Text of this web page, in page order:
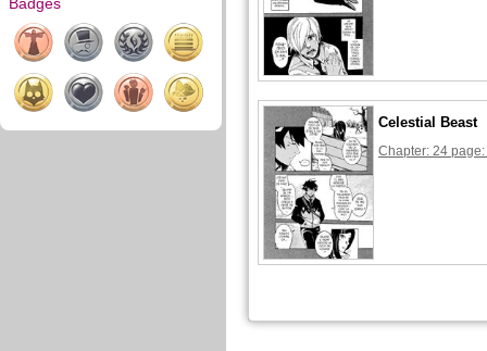
Celestial Beast
Chapter: 24 page: